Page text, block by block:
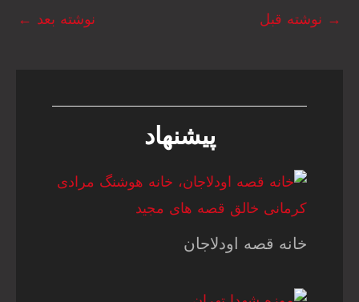
→ نوشته قبل نوشته بعد ←
پیشنهاد
خانه قصه اودلاجان